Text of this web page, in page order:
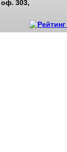
оф. 303,